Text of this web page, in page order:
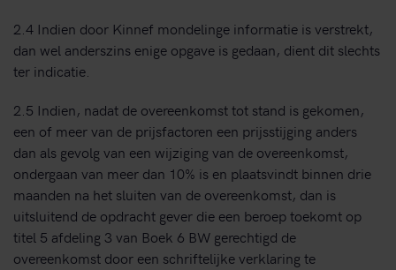
2.4 Indien door Kinnef mondelinge informatie is verstrekt,
dan wel anderszins enige opgave is gedaan, dient dit slechts
ter indicatie.
2.5 Indien, nadat de overeenkomst tot stand is gekomen,
een of meer van de prijsfactoren een prijsstijging anders
dan als gevolg van een wijziging van de overeenkomst,
ondergaan van meer dan 10% is en plaatsvindt binnen drie
maanden na het sluiten van de overeenkomst, dan is
uitsluitend de opdracht gever die een beroep toekomt op
titel 5 afdeling 3 van Boek 6 BW gerechtigd de
overeenkomst door een schriftelijke verklaring te